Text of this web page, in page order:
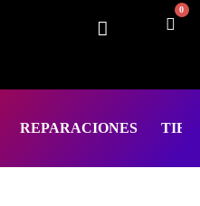
0
REPARACIONES